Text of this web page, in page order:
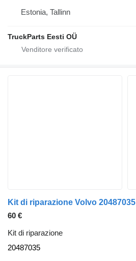
Estonia, Tallinn
TruckParts Eesti OÜ
60 €
Kit di riparazione
20487035